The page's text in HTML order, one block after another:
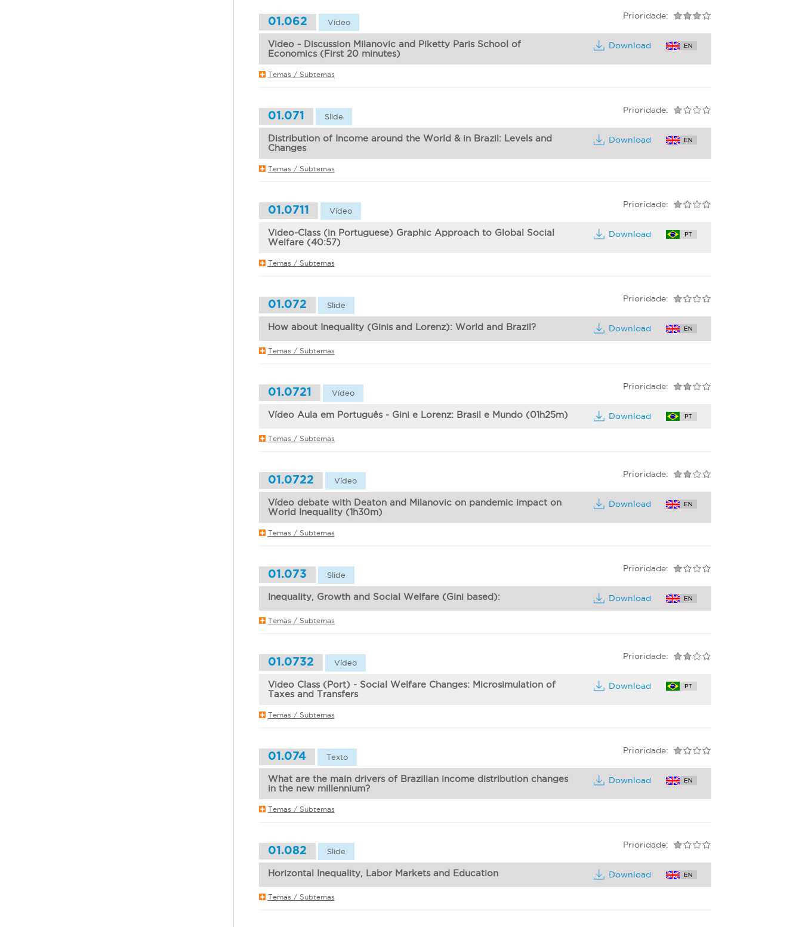
01.062 Vídeo
Prioridade:
Video - Discussion Milanovic and Piketty Paris School of
Economics (First 20 minutes)
Download
Temas / Subtemas
01.071 Slide
Prioridade:
Distribution of Income around the World & in Brazil: Levels and
Changes
Download
Temas / Subtemas
01.0711 Vídeo
Prioridade:
Video-Class (in Portuguese) Graphic Approach to Global Social
Welfare (40:57)
Download
Temas / Subtemas
01.072 Slide
Prioridade:
How about Inequality (Ginis and Lorenz): World and Brazil? Download
Temas / Subtemas
01.0721 Vídeo
Prioridade:
Vídeo Aula em Português - Gini e Lorenz: Brasil e Mundo (01h25m) Download
Temas / Subtemas
01.0722 Vídeo
Prioridade:
Vídeo debate with Deaton and Milanovic on pandemic impact on
World Inequality (1h30m)
Download
Temas / Subtemas
01.073 Slide
Prioridade:
Inequality, Growth and Social Welfare (Gini based): Download
Temas / Subtemas
01.0732 Vídeo
Prioridade:
Video Class (Port) - Social Welfare Changes: Microsimulation of
Taxes and Transfers
Download
Temas / Subtemas
01.074 Texto
Prioridade:
What are the main drivers of Brazilian income distribution changes
in the new millennium?
Download
Temas / Subtemas
01.082 Slide
Prioridade:
Horizontal Inequality, Labor Markets and Education Download
Temas / Subtemas